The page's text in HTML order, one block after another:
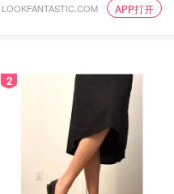
LOOKFANTASTIC.COM APP打开
2